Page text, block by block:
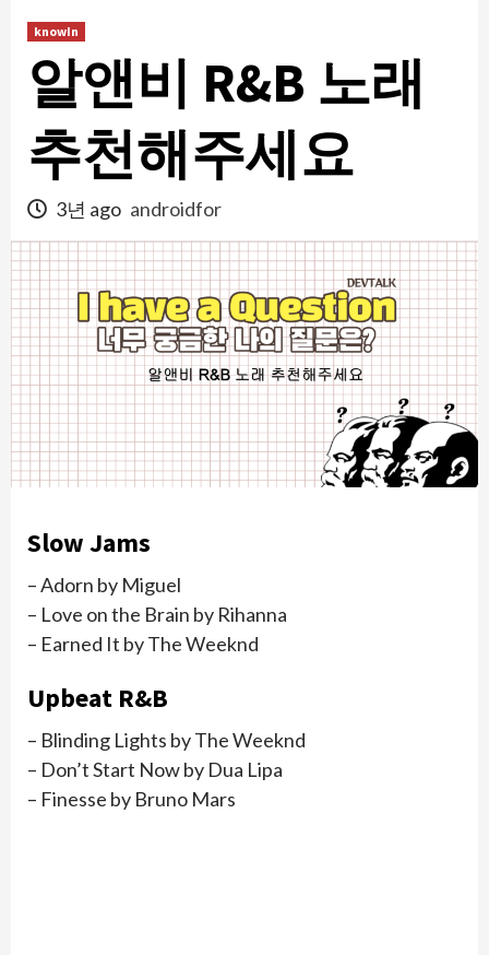
knowIn
알앤비 R&B 노래
추천해주세요
3년 ago androidfor
Slow Jams
– Adorn by Miguel
– Love on the Brain by Rihanna
– Earned It by The Weeknd
Upbeat R&B
– Blinding Lights by The Weeknd
– Don’t Start Now by Dua Lipa
– Finesse by Bruno Mars